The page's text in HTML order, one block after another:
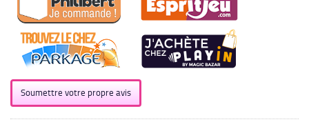
Soumettre votre propre avis